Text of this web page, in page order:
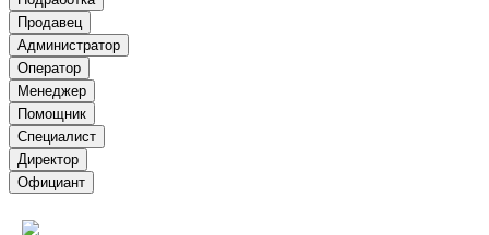
Продавец
Администратор
Оператор
Менеджер
Помощник
Специалист
Директор
Официант